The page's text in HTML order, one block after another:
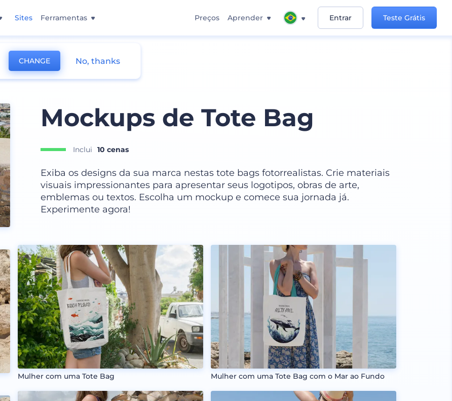
Sites Ferramentas Preços Aprender Entrar Teste Grátis
Mockups de Tote Bag
Inclui 10 cenas
Exiba os designs da sua marca nestas tote bags fotorrealistas. Crie materiais
visuais impressionantes para apresentar seus logotipos, obras de arte,
emblemas ou textos. Escolha um mockup e comece sua jornada já.
Experimente agora!
Mulher com uma Tote Bag Mulher com uma Tote Bag com o Mar ao Fundo
CHANGE No, thanks